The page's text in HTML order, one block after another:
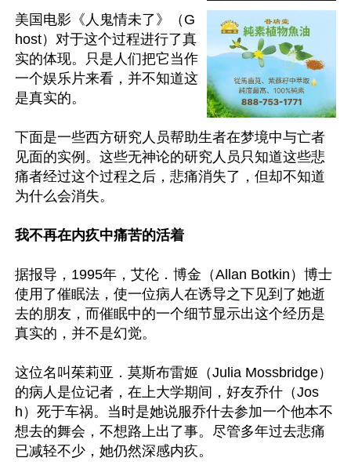
美国电影《人鬼情未了》（G
host）对于这个过程进行了真
实的体现。只是人们把它当作
一个娱乐片来看，并不知道这
是真实的。
下面是一些西方研究人员帮助生者在梦境中与亡者
见面的实例。这些无神论的研究人员只知道这些悲
痛者经过这个过程之后，悲痛消失了，但却不知道
为什么会消失。
我不再在内疚中痛苦的活着
据报导，1995年，艾伦．博金（Allan Botkin）博士
使用了催眠法，使一位病人在诱导之下见到了她逝
去的朋友，而催眠中的一个细节显示出这个经历是
真实的，并不是幻觉。
这位名叫茱莉亚．莫斯布雷姬（Julia Mossbridge）
的病人是位记者，在上大学期间，好友乔什（Jos
h）死于车祸。当时是她说服乔什去参加一个他本不
想去的舞会，不想路上出了事。尽管多年过去悲痛
已减轻不少，她仍然深感内疚。